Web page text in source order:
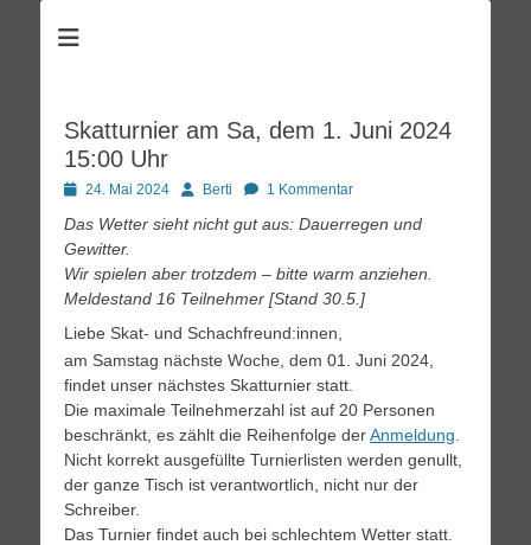
Skatturnier am Sa, dem 1. Juni 2024
15:00 Uhr
Posted24. Mai 2024 AutorBerti 1 Kommentar
Das Wetter sieht nicht gut aus: Dauerregen und
Gewitter.
Wir spielen aber trotzdem – bitte warm anziehen.
Meldestand 16 Teilnehmer [Stand 30.5.]
Liebe Skat- und Schachfreund:innen,
am Samstag nächste Woche, dem 01. Juni 2024,
findet unser nächstes Skatturnier statt.
Die maximale Teilnehmerzahl ist auf 20 Personen
beschränkt, es zählt die Reihenfolge derAnmeldung
Nicht korrekt ausgefüllte Turnierlisten werden genullt,
der ganze Tisch ist verantwortlich, nicht nur der
Schreiber.
Das Turnier findet auch bei schlechtem Wetter statt.